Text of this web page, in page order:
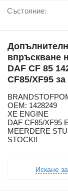
Състояние:
впръскване
DAF CF 85
CF85/XF95
OEM: 1428249
XE ENGINE
DAF CF85/XF95
MEERDERE
STOCK!!
Искане